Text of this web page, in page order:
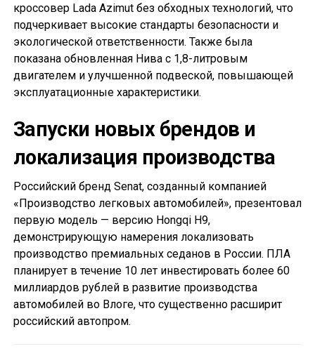
кроссовер Lada Azimut без обходных технологий, что
подчеркивает высокие стандарты безопасности и
экологической ответственности. Также была
показана обновленная Нива с 1,8-литровым
двигателем и улучшенной подвеской, повышающей
эксплуатационные характеристики.
Запуски новых брендов и
локализация производства
Российский бренд Senat, созданный компанией
«Производство легковых автомобилей», презентовал
первую модель — версию Hongqi H9,
демонстрирующую намерения локализовать
производство премиальных седанов в России. ПЛА
планирует в течение 10 лет инвестировать более 60
миллиардов рублей в развитие производства
автомобилей во Влоге, что существенно расширит
российский автопром.